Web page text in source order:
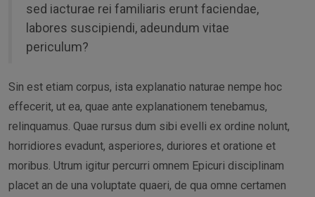
sed iacturae rei familiaris erunt faciendae,
labores suscipiendi, adeundum vitae
periculum?
Sin est etiam corpus, ista explanatio naturae nempe hoc
effecerit, ut ea, quae ante explanationem tenebamus,
relinquamus. Quae rursus dum sibi evelli ex ordine nolunt,
horridiores evadunt, asperiores, duriores et oratione et
moribus. Utrum igitur percurri omnem Epicuri disciplinam
placet an de una voluptate quaeri, de qua omne certamen